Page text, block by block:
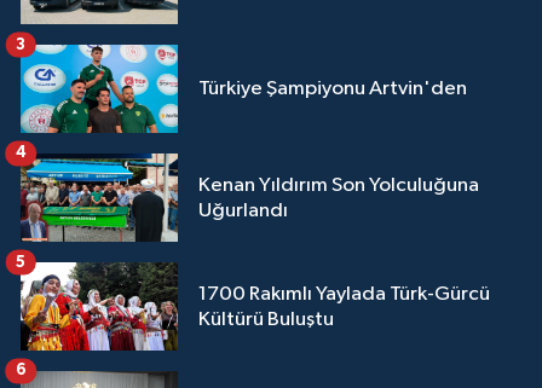
Türkiye Şampiyonu Artvin'den
3
Kenan Yıldırım Son Yolculuğuna
Uğurlandı
4
1700 Rakımlı Yaylada Türk-Gürcü
Kültürü Buluştu
5
6